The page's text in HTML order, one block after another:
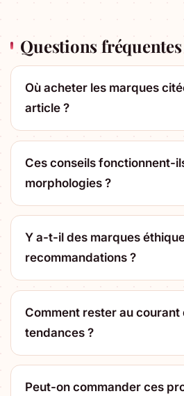
Questions fréquentes
Où acheter les marques
article ?
Ces conseils fonctionnent-
morphologies ?
Y a-t-il des marques
recommandations ?
Comment rester au
tendances ?
Peut-on commander ces